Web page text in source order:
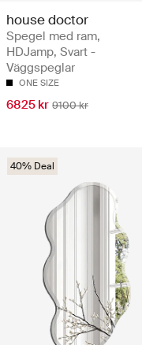
house doctor
Spegel med ram,
HDJamp, Svart -
Väggspeglar
ONE SIZE
6825 kr 9100 kr
40% Deal